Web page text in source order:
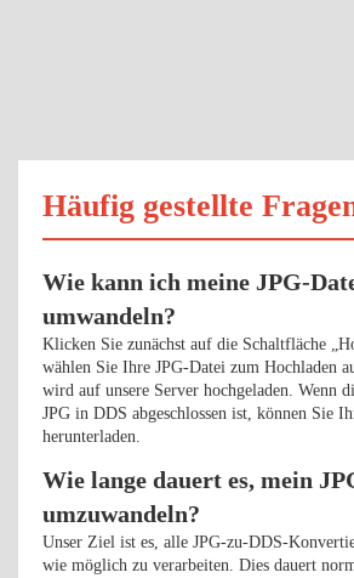
Häufig gestellte
Wie kann ich meine JPG-
umwandeln?
Klicken Sie zunächst auf die Schaltfläche
wählen Sie Ihre JPG-Datei zum Hochladen
wird auf unsere Server hochgeladen. Wenn
JPG in DDS abgeschlossen ist, können Sie
herunterladen.
Wie lange dauert es, mein
umzuwandeln?
Unser Ziel ist es, alle JPG-zu-DDS-
wie möglich zu verarbeiten. Dies dauert